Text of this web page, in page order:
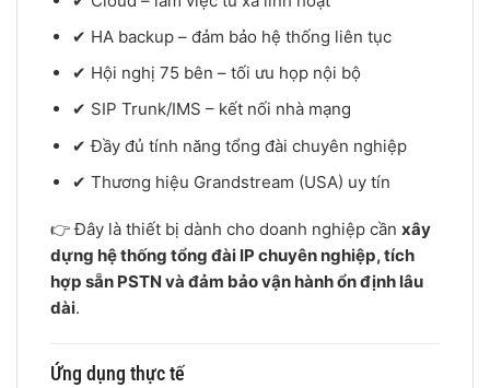
✔ HA backup – đảm bảo hệ thống liên tục
✔ Hội nghị 75 bên – tối ưu họp nội bộ
✔ SIP Trunk/IMS – kết nối nhà mạng
✔ Đầy đủ tính năng tổng đài chuyên nghiệp
✔ Thương hiệu Grandstream (USA) uy tín
👉 Đây là thiết bị dành cho doanh nghiệp cần xây
dựng hệ thống tổng đài IP chuyên nghiệp, tích
hợp sẵn PSTN và đảm bảo vận hành ổn định lâu
dài.
Ứng dụng thực tế